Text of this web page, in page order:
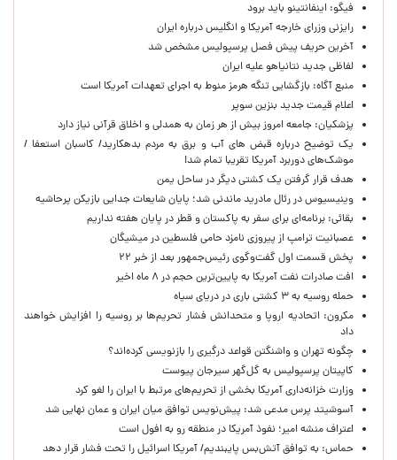
فیگو: اینفانتینو باید برود
رایزنی وزرای خارجه آمریکا و انگلیس درباره ایران
آخرین حریف پیش فصل پرسپولیس مشخص شد
لفاظی جدید نتانیاهو علیه ایران
منبع آگاه: بازگشایی تنگه هرمز منوط به اجرای تعهدات آمریکا است
اعلام قیمت جدید بنزین سوپر
پزشکیان: جامعه امروز بیش از هر زمان به همدلی و اخلاق قرآنی نیاز دارد
یک توضیح درباره قبض های آب و برق به مردم بدهکارید/ کاسبان استعفا /
موشک‌های دوربرد آمریکا تقریبا تمام شد!
هدف قرار گرفتن یک کشتی دیگر در ساحل یمن
وینیسیوس در رئال مادرید ماندنی شد؛ پایان شایعات جدایی بازیکن پرحاشیه
بقائی: برنامه‌ای برای سفر به پاکستان و قطر در پایان هفته نداریم
عصبانیت ترامپ از پیروزی نامزد حامی فلسطین در میشیگان
پخش قسمت اول گفت‌وگوی رئیس‌جمهور بعد از خبر ۲۲
افت صادرات نفت آمریکا به پایین‌ترین حجم در ۸ ماه اخیر
حمله روسیه به ۳ کشتی باری در دریای سیاه
مکرون: اتحادیه اروپا و متحدانش فشار تحریم‌ها بر روسیه را افزایش خواهند
داد
چگونه تهران و واشنگتن قواعد درگیری را بازنویسی کرده‌اند؟
کاپیتان پرسپولیس به گل‌گهر سیرجان پیوست
وزارت خزانه‌داری آمریکا بخشی از تحریم‌های مرتبط با ایران را لغو کرد
آسوشیتد پرس مدعی شد: پیش‌نویس توافق میان ایران و عمان نهایی شد
اعتراف منشه امیر؛ نفوذ آمریکا در منطقه رو به افول است
حماس: به توافق آتش‌بس پایبندیم/ آمریکا اسرائیل را تحت فشار قرار دهد